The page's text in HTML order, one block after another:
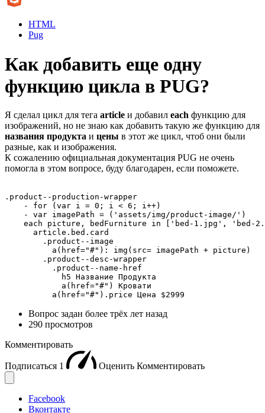
HTML
Pug
Как добавить еще одну
функцию цикла в PUG?
Я сделал цикл для тега article и добавил each функцию для
изображений, но не знаю как добавить такую же функцию для
названия продукта и цены в этот же цикл, чтоб они были
разные, как и изображения.
К сожалению официальная документация PUG не очень
помогла в этом вопросе, буду благодарен, если поможете.
.product--production-wrapper
    - for (var i = 0; i < 6; i++)
    - var imagePath = ('assets/img/product-image/')
each picture, bedFurniture in ['bed-1.jpg', 'bed-
      article.bed.card
        .product--image
          a(href="#"): img(src= imagePath + picture)
        .product--desc-wrapper
          .product--name-href
            h5 Название Продукта
            a(href="#") Кровати
          a(href="#").price Цена $2999
Вопрос задан более трёх лет назад
290 просмотров
Комментировать
Подписаться 1 Оценить Комментировать
Facebook
Вконтакте